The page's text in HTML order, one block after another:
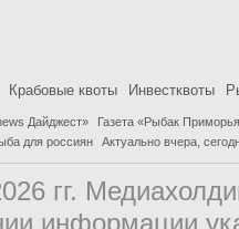
Крабовые квоты Инвестквоты
Дайджест»
Газета «Рыбак
для россиян Актуально вчера,
гг.
информации